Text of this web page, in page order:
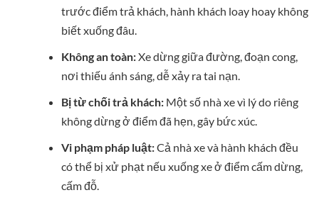
trước điểm trả khách, hành khách loay hoay không
biết xuống đâu.
Không an toàn:Xe dừng giữa đường, đoạn cong,
nơi thiếu ánh sáng, dễ xảy ra tai nạn.
Bị từ chối trả khách:Một số nhà xe vì lý do riêng
không dừng ở điểm đã hẹn, gây bức xúc.
Vi phạm pháp luật:Cả nhà xe và hành khách đều
có thể bị xử phạt nếu xuống xe ở điểm cấm dừng,
cấm đỗ.